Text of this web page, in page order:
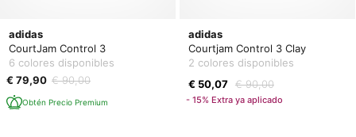
adidas
CourtJam Control 3
6 colores disponibles
€ 79,90 € 90,00
Obtén Precio Premium
adidas
Courtjam Control 3 Clay
2 colores disponibles
€ 50,07 € 90,00
- 15% Extra ya aplicado